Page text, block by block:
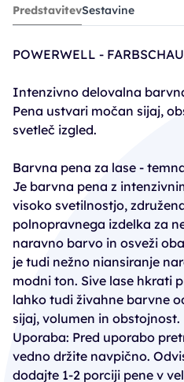
pena POW Farbschaum
16,70€
PredstavitevSestavine
POWERWELL -
Intenzivno delovalna
Pena ustvari močan sijaj,
svetleč izgled.
Barvna pena za lase -
Je barvna pena z
visoko svetilnostjo,
polnopravnega izdelka za
naravno barvo in osveži
je tudi nežno niansiranje
modni ton. Sive lase hkrati
lahko tudi živahne barvne
sijaj, volumen in obstojnost.
Uporaba: Pred uporabo
vedno držite navpično.
dodajte 1-2 porciji pene v